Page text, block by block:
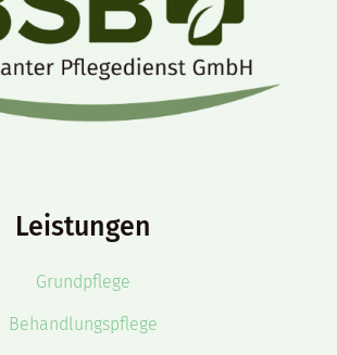
Leistungen
Grundpflege
Behandlungspflege